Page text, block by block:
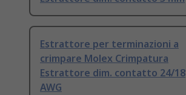
Estrattore per terminazioni a
crimpare Molex Crimpatura
Estrattore dim. contatto 24/18
AWG